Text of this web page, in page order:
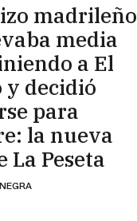
madrileño
media
a El
y decidió
para
la nueva
La Peseta